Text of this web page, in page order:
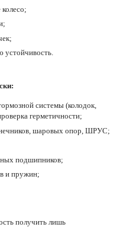
устойчивость.
системы (колодок,
герметичности;
шаровых опор, ШРУС;
подшипников;
и пружин;
получить лишь